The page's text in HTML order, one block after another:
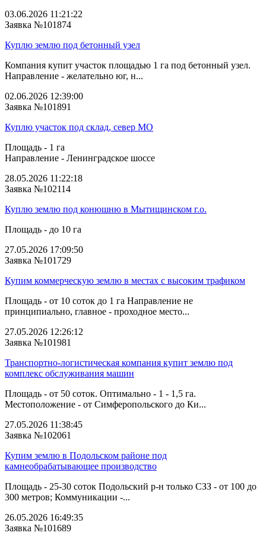
03.06.2026 11:21:22
Заявка №101874
Куплю землю под бетонный узел
Компания купит участок площадью 1 га под бетонный узел.
Направление - желательно юг, н...
02.06.2026 12:39:00
Заявка №101891
Куплю участок под склад, север МО
Площадь - 1 га
Направление - Ленинградское шоссе
28.05.2026 11:22:18
Заявка №102114
Куплю землю под конюшню в Мытищинском г.о.
Площадь - до 10 га
27.05.2026 17:09:50
Заявка №101729
Купим коммерческую землю в местах с высоким трафиком
Площадь - от 10 соток до 1 га Направление не
принципиально, главное - проходное место...
27.05.2026 12:26:12
Заявка №101981
Транспортно-логистическая компания купит землю под
комплекс обслуживания машин
Площадь - от 50 соток. Оптимально - 1 - 1,5 га.
Местоположение - от Симферопольского до Ки...
27.05.2026 11:38:45
Заявка №102061
Купим землю в Подольском районе под
камнеобрабатывающее производство
Площадь - 25-30 соток Подольский р-н только СЗЗ - от 100 до
300 метров; Коммуникации -...
26.05.2026 16:49:35
Заявка №101689